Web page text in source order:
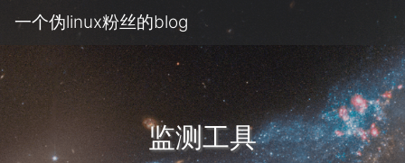
一个伪linux粉丝的blog
监测工具